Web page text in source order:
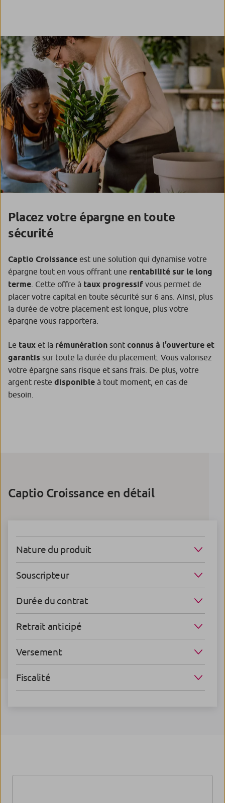
Placez votre épargne en toute
sécurité
Captio Croissance est une solution qui dynamise votre
épargne tout en vous offrant une rentabilité sur le long
terme . Cette offre à taux progressif vous permet de
placer votre capital en toute sécurité sur 6 ans. Ainsi, plus
la durée de votre placement est longue, plus votre
épargne vous rapportera.
Le taux et la rémunération sont connus à l’ouverture et
garantis sur toute la durée du placement. Vous valorisez
votre épargne sans risque et sans frais. De plus, votre
argent reste disponible à tout moment, en cas de
besoin.
Captio Croissance en détail
Nature du produit
Souscripteur
Durée du contrat
Retrait anticipé
Versement
Fiscalité